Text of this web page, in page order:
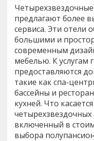
предлагают более
сервиса. Эти отели
большими и
современным
мебелью. К услугам
предоставляются
такие как спа-
бассейны и
кухней. Что
включенный в
выбора